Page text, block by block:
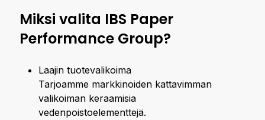
Miksi valita IBS Paper
Performance Group?
Laajin tuotevalikoima
Tarjoamme markkinoiden kattavimman
valikoiman keraamisia
vedenpoistoelementtejä.